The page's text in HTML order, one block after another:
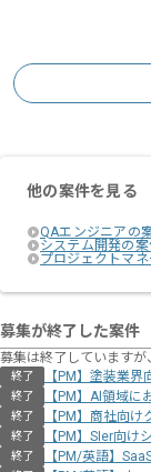
他の案件を見る
QAエンジニアの
システム開発の
プロジェクトマ
募集が終了した案件
募集は終了しています
終了 【PM】塗装業
終了 【PM】AI領域
終了 【PM】商社向
終了 【PM】SIer向け
終了 【PM/英語】